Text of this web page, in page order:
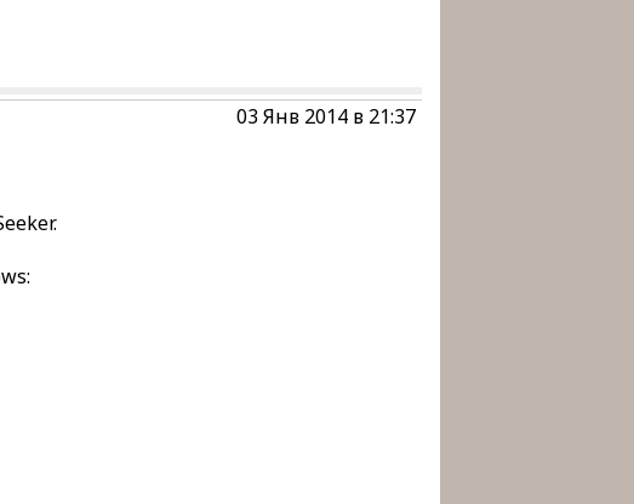
03 Янв 2014 в 21:37